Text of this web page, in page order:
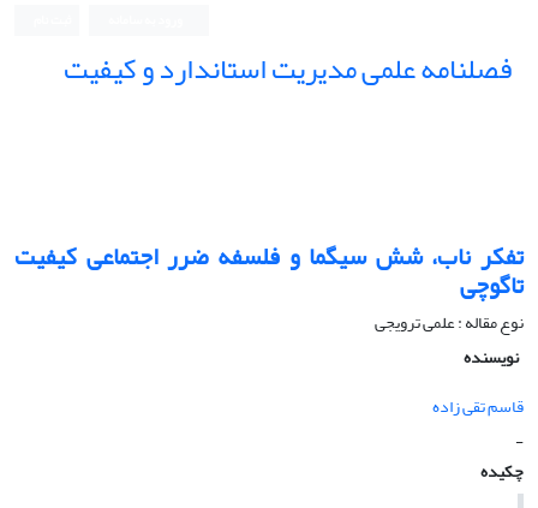
فصلنامه علمی مدیریت استاندارد و کیفیت
تفکر ناب، شش سیگما و فلسفه ضرر اجتماعی کیفیت
تاگوچی
نوع مقاله : علمی ترویجی
نویسنده
قاسم تقی زاده
-
چکیده